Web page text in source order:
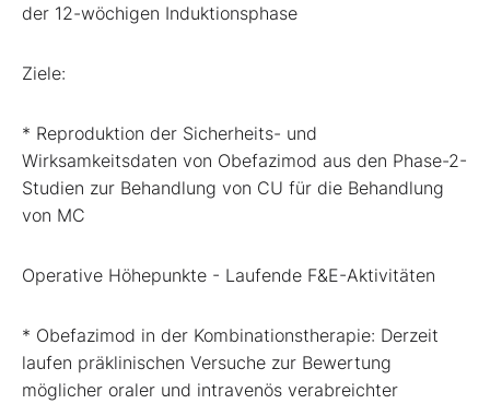
der 12-wöchigen Induktionsphase
Ziele:
* Reproduktion der Sicherheits- und
Wirksamkeitsdaten von Obefazimod aus den Phase-2-
Studien zur Behandlung von CU für die Behandlung
von MC
Operative Höhepunkte - Laufende F&E-Aktivitäten
* Obefazimod in der Kombinationstherapie: Derzeit
laufen präklinischen Versuche zur Bewertung
möglicher oraler und intravenös verabreichter